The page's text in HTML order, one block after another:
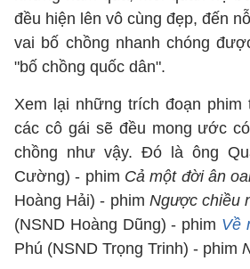
đều hiện lên vô cùng đẹp, đến
vai bố chồng nhanh chóng
"bố chồng quốc dân".
Xem lại những trích đoạn phim
các cô gái sẽ đều mong ước
chồng như vậy. Đó là ông
Cường) - phim Cả một đời ân
Hoàng Hải) - phim Ngược chiều
(NSND Hoàng Dũng) - phim Về
Phú (NSND Trọng Trinh) - phim